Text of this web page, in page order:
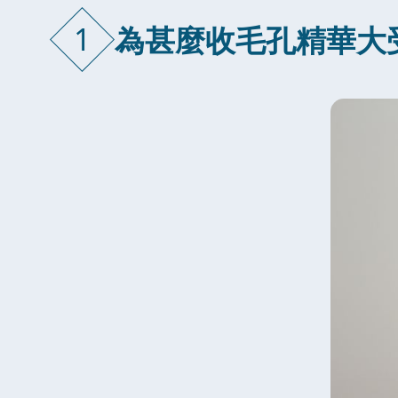
1 為甚麼收毛孔精華大